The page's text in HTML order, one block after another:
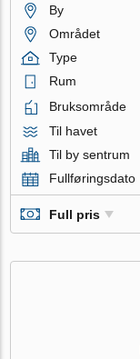
By
Området
Type
Rum
Bruksområde
Til havet
Til by sentrum
Fullføringsdato
Full pris